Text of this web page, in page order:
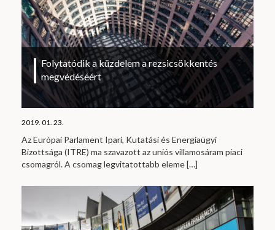
Folytatódik a küzdelem a rezsicsökkentés
megvédéséért
2019. 01. 23.
Az Európai Parlament Ipari, Kutatási és Energiaügyi
Bizottsága (ITRE) ma szavazott az uniós villamosáram piaci
csomagról. A csomag legvitatottabb eleme[…]